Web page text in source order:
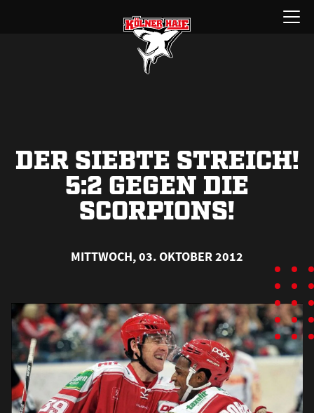
Menü
öffnen
DER SIEBTE STREICH!
5:2 GEGEN DIE
SCORPIONS!
MITTWOCH, 03. OKTOBER 2012